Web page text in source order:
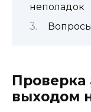
неполадок
Проверка
выходом